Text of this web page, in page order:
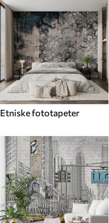
Etniske fototapeter